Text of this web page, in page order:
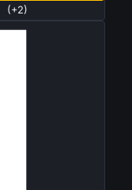
(+2)